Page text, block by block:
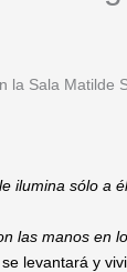
la Sala
ilumina sólo a
las manos en
levantará y